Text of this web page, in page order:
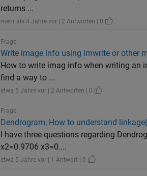
returns ...
mehr als 4 Jahre vor | 2 Antworten | 0
Frage
Write image info using imwrite or other
How to write imag info when writing an
find a way to ...
etwa 5 Jahre vor | 2 Antworten | 0
Frage
Dendrogram; How to understand
I have three questions regarding
x2=0.9706 x3=0....
etwa 5 Jahre vor | 1 Antwort | 0